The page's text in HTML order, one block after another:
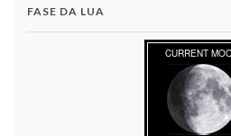
FASE DA LUA